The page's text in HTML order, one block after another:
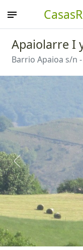
Apaiolarre I
Barrio Apaioa s/n -
Anterior